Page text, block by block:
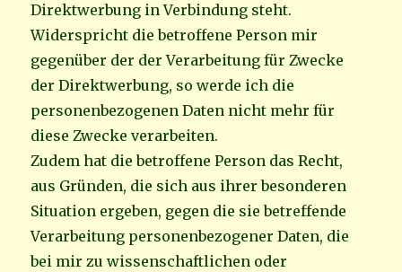
Direktwerbung in Verbindung steht.
Widerspricht die betroffene Person mir
gegenüber der der Verarbeitung für Zwecke
der Direktwerbung, so werde ich die
personenbezogenen Daten nicht mehr für
diese Zwecke verarbeiten.
Zudem hat die betroffene Person das Recht,
aus Gründen, die sich aus ihrer besonderen
Situation ergeben, gegen die sie betreffende
Verarbeitung personenbezogener Daten, die
bei mir zu wissenschaftlichen oder